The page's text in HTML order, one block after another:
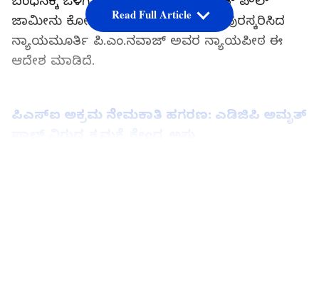
ಜಾಮೀನು ಕೋರಿ ಸಲ್ಲಿಸಿರುವ ಅರ್ಜಿಯನ್ನು ಪುರಸ್ಕರಿಸಿದ
ನ್ಯಾಯಮೂರ್ತಿ ಪಿ.ಎಂ.ನವಾಜ್ ಅವರ ನ್ಯಾಯಪೀಠ ಈ
ಆದೇಶ ಮಾಡಿದೆ.
ಪಿಎಸ್‌ಐ ಅಕ್ರಮ ನೇಮಕಾತಿ ಹಗರಣ: ಎಡಿಜಿಪಿ ಅಮೃತ್‌
Read Full Article